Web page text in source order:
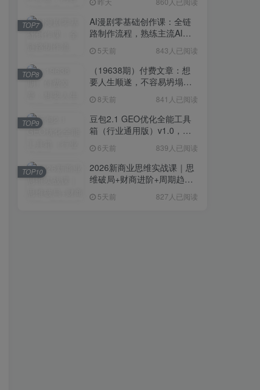
AI漫剧零基础创作课：全链
路制作流程，熟练主流AI工
5天前 843人已阅读
TOP7
（19638期）付费文章：想
要人生顺遂，不容易坍塌，
8天前 841人已阅读
TOP8
豆包2.1 GEO优化全能工具
箱（行业通用版）v1.0，会
景 6天前 839人已阅读
TOP9
2026新商业思维实战课｜思
维破局+财商进阶+周期趋势
度解析全体系
5天前 827人已阅读
TOP10